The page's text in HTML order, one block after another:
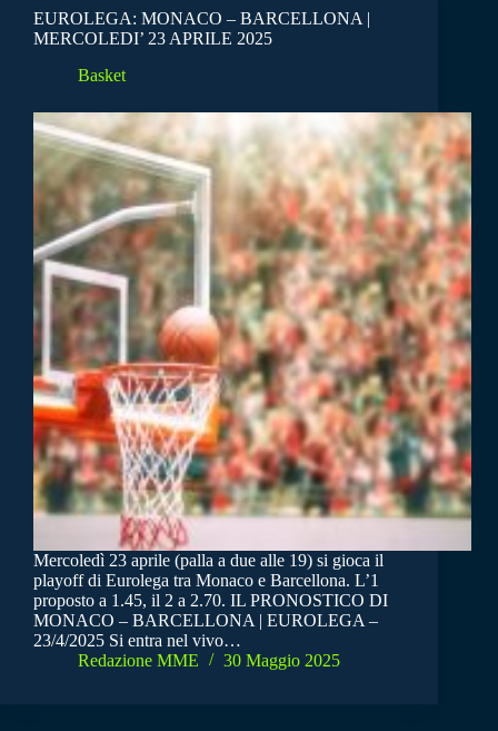
EUROLEGA: MONACO – BARCELLONA |
MERCOLEDI’ 23 APRILE 2025
Basket
Mercoledì 23 aprile (palla a due alle 19) si gioca il
playoff di Eurolega tra Monaco e Barcellona. L’1
proposto a 1.45, il 2 a 2.70. IL PRONOSTICO DI
MONACO – BARCELLONA | EUROLEGA –
23/4/2025 Si entra nel vivo…
Redazione MME
30 Maggio 2025